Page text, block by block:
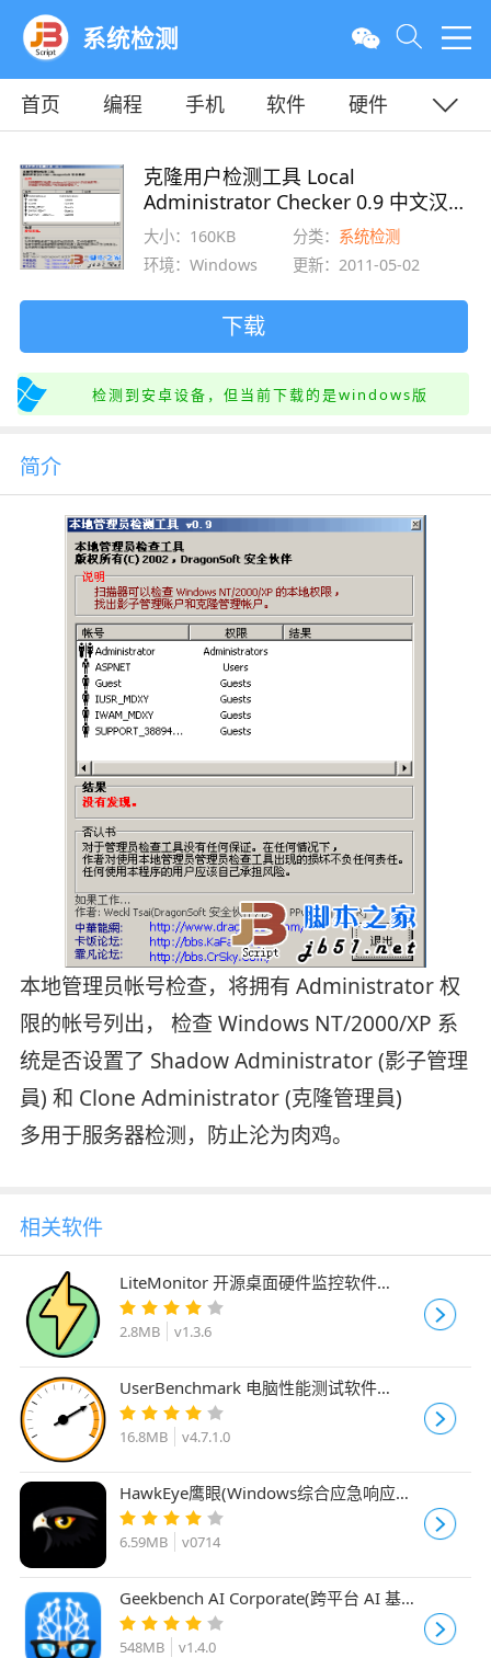
系统检测
首页 编程 手机 软件
硬件
克隆用户检测工具 Local
Administrator Checker 0.9 中文汉化
版(附英文版)
大小：160KB 分类： 系统检测
环境：Windows
更新：2011-05-02
下载
检测到安卓设备，但当前下载的是windows版
简介
本地管理员帐号检查，将拥有 Administrator 权
限的帐号列出， 检查 Windows NT/2000/XP 系
统是否设置了 Shadow Administrator (影子管理
員) 和 Clone Administrator (克隆管理員)
多用于服务器检测，防止沦为肉鸡。
相关软件
LiteMonitor 开源桌面硬件监控软件
v1.3.6 绿色免费版
2.8MB v1.3.6
UserBenchmark 电脑性能测试软件
v4.7.1.0 绿色便携免费版
16.8MB v4.7.1.0
HawkEye鹰眼(Windows综合应急响应工
具) v0714 中文绿色免费版
6.59MB v0714
Geekbench AI Corporate(跨平台 AI 基准
测试工具) v1.4.0 官方免费安装版
548MB v1.4.0